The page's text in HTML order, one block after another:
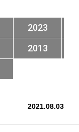
2023
2013
2021.08.03